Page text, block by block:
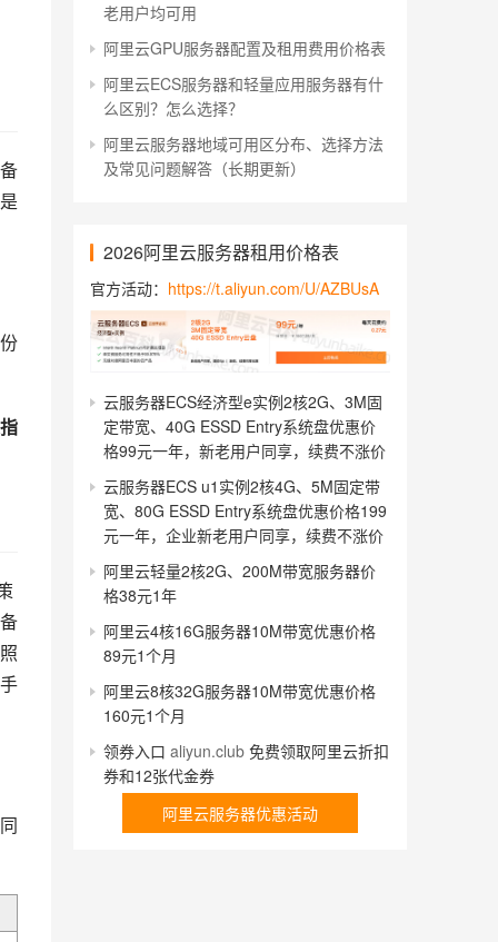
老用户均可用
阿里云GPU服务器配置及租用费用价格表
阿里云ECS服务器和轻量应用服务器有什
么区别？怎么选择？
阿里云服务器地域可用区分布、选择方法
及常见问题解答（长期更新）
2026阿里云服务器租用价格表
官方活动： https://t.aliyun.com/U/AZBUsA
云服务器ECS经济型e实例2核2G、3M固
定带宽、40G ESSD Entry系统盘优惠价
格99元一年，新老用户同享，续费不涨价
云服务器ECS u1实例2核4G、5M固定带
宽、80G ESSD Entry系统盘优惠价格199
元一年，企业新老用户同享，续费不涨价
阿里云轻量2核2G、200M带宽服务器价
格38元1年
阿里云4核16G服务器10M带宽优惠价格
89元1个月
阿里云8核32G服务器10M带宽优惠价格
160元1个月
领券入口 aliyun.club 免费领取阿里云折扣
券和12张代金券
阿里云服务器优惠活动